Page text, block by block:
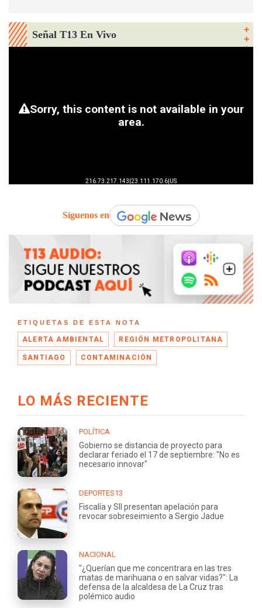
Señal T13 En Vivo
Síguenos en
ETIQUETAS DE ESTA NOTA
ALERTA AMBIENTAL REGIÓN METROPOLITANA
SANTIAGO CONTAMINACIÓN
LO MÁS RECIENTE
POLÍTICA
Gobierno se distancia de proyecto para
declarar feriado el 17 de septiembre: "No es
necesario innovar"
DEPORTES13
Fiscalía y SII presentan apelación para
revocar sobreseimiento a Sergio Jadue
NACIONAL
"¿Querían que me concentrara en las tres
matas de marihuana o en salvar vidas?": La
defensa de la alcaldesa de La Cruz tras
polémico audio